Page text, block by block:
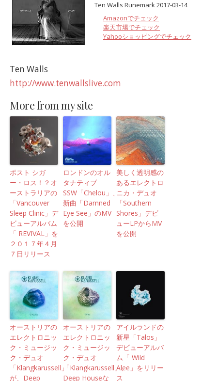
Ten Walls Runemark 2017-03-14
Amazonでチェック
楽天市場でチェック
Yahooショッピングでチェック
Ten Walls
http://www.tenwallslive.com
More from my site
ポスト シガ
ー・ロス！？オ
ーストラリアの
「Vancouver
Sleep Clinic」デ
ビューアルバム
「 REVIVAL」を
２０１７年４月
７日リリース
ロンドンのオル
タナティブ
SSW「Chelou」、
新曲「Damned
Eye See」のMV
を公開
美しく透明感の
あるエレクトロ
ニカ・デュオ
「Southern
Shores」デビ
ューLPからMV
を公開
オーストリアの
エレクトロニッ
ク・ミュージッ
ク・デュオ
「Klangkarussell」
が、Deep
オーストリアの
エレクトロニッ
ク・ミュージッ
ク・デュオ
「Klangkarussell」、
Deep Houseな
アイルランドの
新星「Talos」
デビューアルバ
ム「 Wild
Alee」をリリー
ス